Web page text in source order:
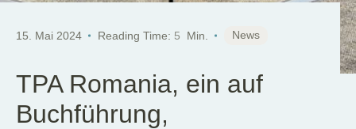
15. Mai 2024 Reading Time: 5 Min. News
TPA Romania, ein auf
Buchführung,